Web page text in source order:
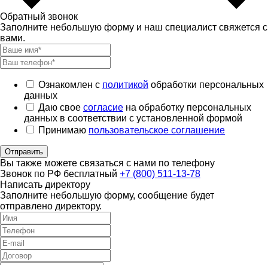
Обратный звонок
Заполните небольшую форму и наш специалист свяжется с
вами.
Ознакомлен с политикой обработки персональных
данных
Даю свое согласие на обработку персональных
данных в соответствии с установленной формой
Принимаю пользовательское соглашение
Отправить
Вы также можете связаться с нами по телефону
Звонок по РФ бесплатный +7 (800) 511-13-78
Написать директору
Заполните небольшую форму, сообщение будет
отправлено директору.